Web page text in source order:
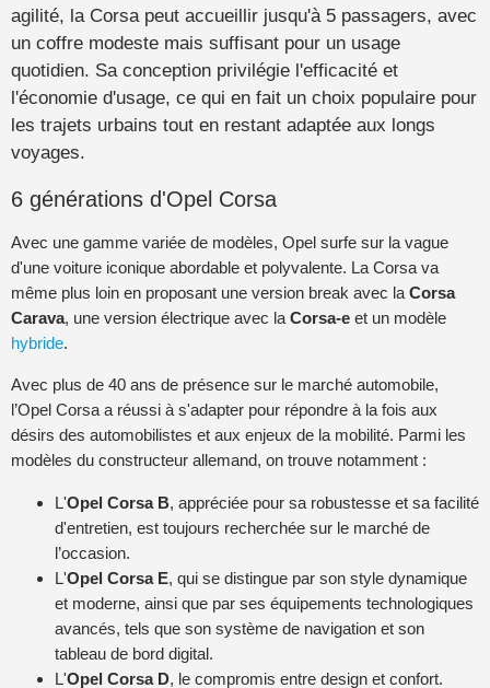
agilité, la Corsa peut accueillir jusqu'à 5 passagers, avec
un coffre modeste mais suffisant pour un usage
quotidien. Sa conception privilégie l'efficacité et
l'économie d'usage, ce qui en fait un choix populaire pour
les trajets urbains tout en restant adaptée aux longs
voyages.
6 générations d'Opel Corsa
Avec une gamme variée de modèles, Opel surfe sur la vague
d'une voiture iconique abordable et polyvalente. La Corsa va
même plus loin en proposant une version break avec la Corsa
Carava, une version électrique avec la Corsa-e et un modèle
hybride.
Avec plus de 40 ans de présence sur le marché automobile,
l’Opel Corsa a réussi à s'adapter pour répondre à la fois aux
désirs des automobilistes et aux enjeux de la mobilité. Parmi les
modèles du constructeur allemand, on trouve notamment :
L'Opel Corsa B, appréciée pour sa robustesse et sa facilité
d'entretien, est toujours recherchée sur le marché de
l’occasion.
L'Opel Corsa E, qui se distingue par son style dynamique
et moderne, ainsi que par ses équipements technologiques
avancés, tels que son système de navigation et son
tableau de bord digital.
L'Opel Corsa D, le compromis entre design et confort.